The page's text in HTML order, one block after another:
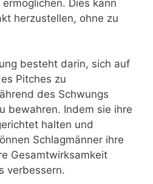
Dies kann
herzustellen, ohne zu
besteht darin, sich auf
Pitches zu
des Schwungs
bewahren. Indem sie ihre
halten und
Schlagmänner ihre
Gesamtwirksamkeit
verbessern.